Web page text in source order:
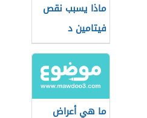
ماذا يسبب نقص
فيتامين د
ما هي أعراض